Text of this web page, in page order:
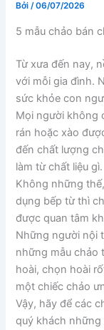
Bởi/06/07/2026
5 mẫu chảo bán
Từ xưa đến nay,
với mỗi gia đình.
sức khỏe con
Mọi người không
rán hoặc xào
đến chất lượng
làm từ chất liệu gì.
Không những
dụng bếp từ thì
được quan tâm
Những người nội
những mẫu chảo
hoài, chọn hoài
một chiếc chảo
Vậy, hãy để các
quý khách những